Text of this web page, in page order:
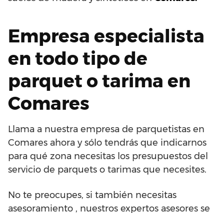
Empresa especialista
en todo tipo de
parquet o tarima en
Comares
Llama a nuestra empresa de parquetistas en
Comares ahora y sólo tendrás que indicarnos
para qué zona necesitas los presupuestos del
servicio de parquets o tarimas que necesites.
No te preocupes, si también necesitas
asesoramiento , nuestros expertos asesores se